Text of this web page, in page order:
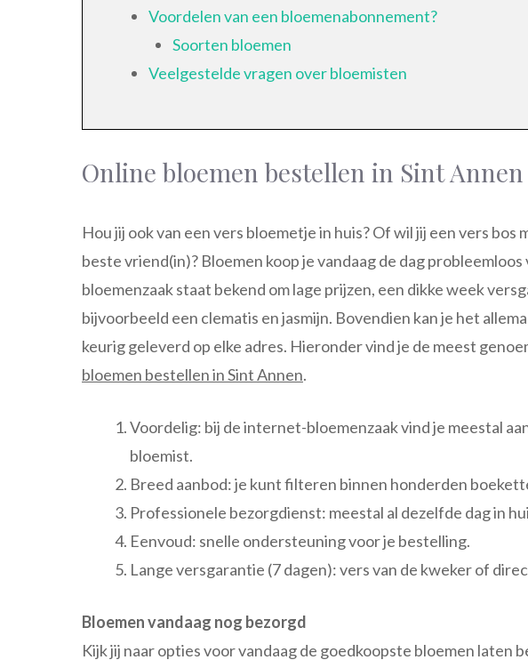
Voordelen van een bloemenabonnement?
Soorten bloemen
Veelgestelde vragen over bloemisten
Online bloemen bestellen in Sint Annen
Hou jij ook van een vers bloemetje in huis? Of wil jij een vers
beste vriend(in)? Bloemen koop je vandaag de dag
bloemenzaak staat bekend om lage prijzen, een dikke week
bijvoorbeeld een clematis en jasmijn. Bovendien kan je het
keurig geleverd op elke adres. Hieronder vind je de meest
bloemen bestellen in Sint Annen.
Voordelig: bij de internet-bloemenzaak vind je meestal
bloemist.
Breed aanbod: je kunt filteren binnen honderden
Professionele bezorgdienst: meestal al dezelfde dag in
Eenvoud: snelle ondersteuning voor je bestelling.
Lange versgarantie (7 dagen): vers van de kweker of
Bloemen vandaag nog bezorgd
Kijk jij naar opties voor vandaag de goedkoopste bloemen laten